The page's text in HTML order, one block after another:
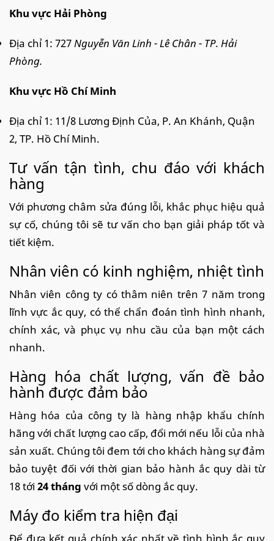
Khu vực Hải Phòng
Địa chỉ 1: 727Nguyễn Văn Linh - Lê Chân - TP. Hải
Phòng.
Khu vực Hồ Chí Minh
Địa chỉ 1: 11/8 Lương Định Của, P. An Khánh, Quận
2, TP. Hồ Chí Minh.
Tư vấn tận tình, chu đáo với khách
hàng
Với phương châm sửa đúng lỗi, khắc phục hiệu quả
sự cố, chúng tôi sẽ tư vấn cho bạn giải pháp tốt và
tiết kiệm.
Nhân viên có kinh nghiệm, nhiệt tình
Nhân viên công ty có thâm niên trên 7 năm trong
lĩnh vực ắc quy, có thể chẩn đoán tình hình nhanh,
chính xác, và phục vụ nhu cầu của bạn một cách
nhanh.
Hàng hóa chất lượng, vấn đề bảo
hành được đảm bảo
Hàng hóa của công ty là hàng nhập khẩu chính
hãng với chất lượng cao cấp, đổi mới nếu lỗi của nhà
sản xuất. Chúng tôi đem tới cho khách hàng sự đảm
bảo tuyệt đối với thời gian bảo hành ắc quy dài từ
18 tới 24 tháng với một số dòng ắc quy.
Máy đo kiểm tra hiện đại
Để đưa kết quả chính xác nhất về tình hình ắc quy